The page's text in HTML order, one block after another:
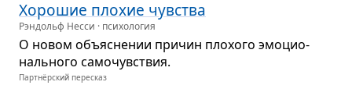
Хоро­шие пло­хие чув­ства
Рэндольф Несси · психология
О новом объ­яс­не­нии при­чин пло­хого эмо­ци­о­
наль­ного само­чув­ствия.
Партнёрский пересказ